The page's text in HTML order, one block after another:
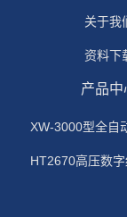
关于我
资料下
产品中